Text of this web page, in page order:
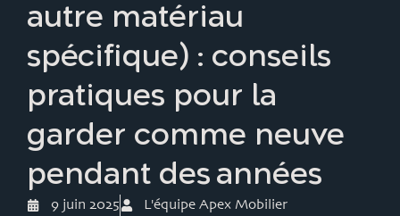
autre matériau
spécifique) : conseils
pratiques pour la
garder comme neuve
pendant des années
9 juin 2025 L'équipe Apex Mobilier